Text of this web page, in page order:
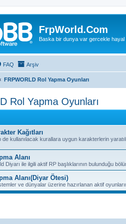
FrpWorld.Com
Baska bir dunya var gercekle hayal
FAQ Arşiv
FRPWORLD Rol Yapma Oyunları
Rol Yapma Oyunları
Kağıtları
de kullanılacak kurallara uygun karakterlerin
Alanı
Diyarı ile ilgili aktif RP başlıklarının bulunduğu
Alanı(Diyar Ötesi)
ve dünyalar üzerine hazırlanan aktif